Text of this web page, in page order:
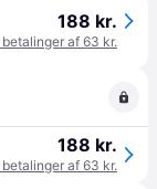
188 kr.
betalinger af 63 kr.
188 kr.
betalinger af 63 kr.